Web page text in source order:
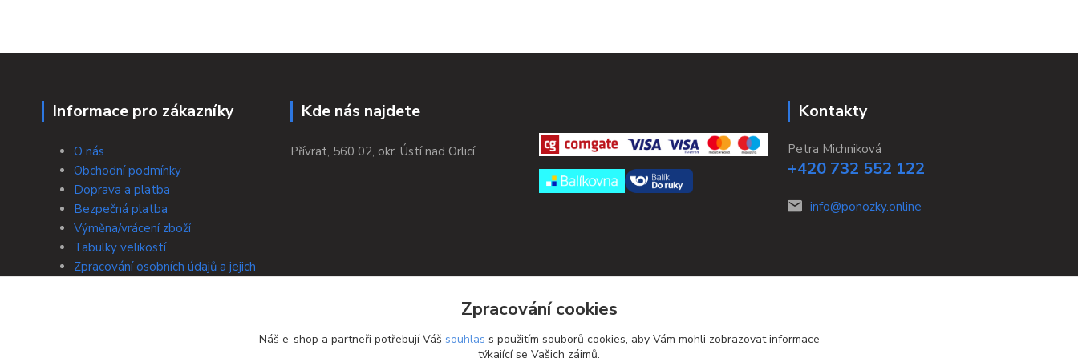
Informace pro zákazníky
O nás
Obchodní podmínky
Doprava a platba
Bezpečná platba
Výměna/vrácení zboží
Tabulky velikostí
Zpracování osobních údajů a jejich
Kde nás najdete
Přívrat, 560 02, okr. Ústí nad Orlicí
Kontakty
Petra Michniková
+420 732 552 122
info@ponozky.online
Zpracování cookies
Náš e-shop a partneři potřebují Váš souhlas s použitím souborů cookies, aby Vám mohli zobrazovat informace
týkající se Vašich zájmů.